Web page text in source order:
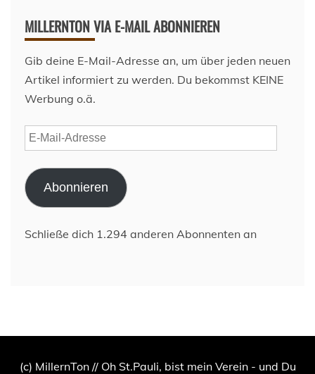
MILLERNTON VIA E-MAIL ABONNIEREN
Gib deine E-Mail-Adresse an, um über jeden neuen
Artikel informiert zu werden. Du bekommst KEINE
Werbung o.ä.
E-
Mail-
Adresse
Abonnieren
Schließe dich 1.294 anderen Abonnenten an
(c) MillernTon // Oh St.Pauli, bist mein Verein - und Du